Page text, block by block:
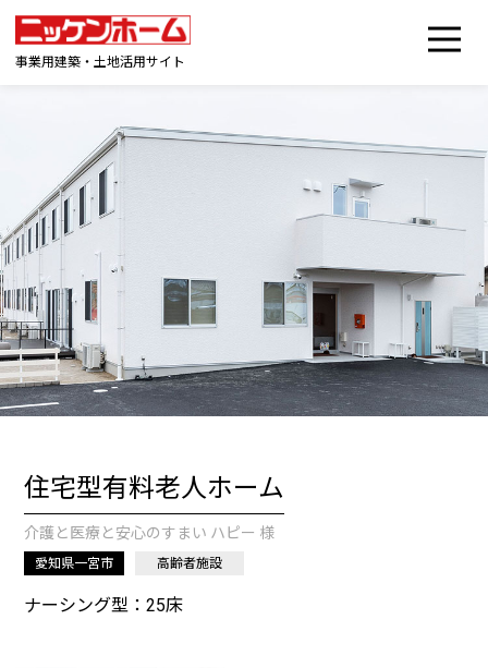
事業用建築・土地活用サイト
住宅型有料老人ホーム
介護と医療と安心のすまい ハピー 様
愛知県一宮市 高齢者施設
ナーシング型：25床